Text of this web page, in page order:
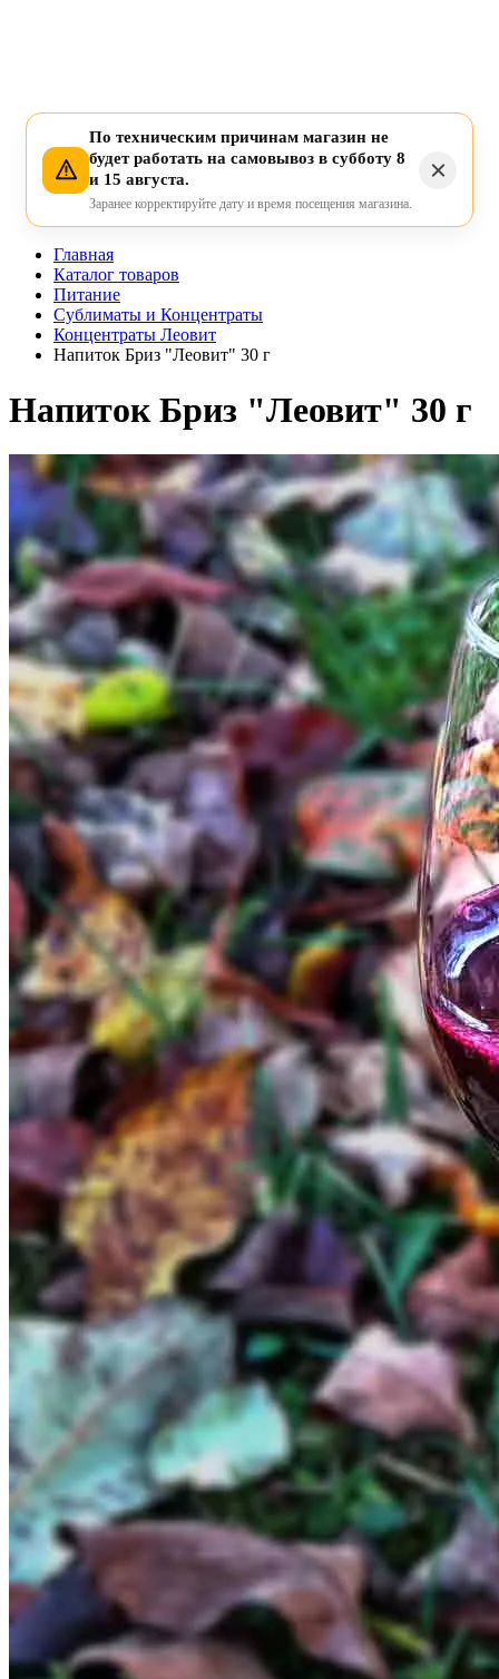
По техническим причинам магазин не
будет работать на самовывоз в субботу 8
и 15 августа.
Заранее корректируйте дату и время посещения магазина.
Главная
Каталог товаров
Питание
Сублиматы и Концентраты
Концентраты Леовит
Напиток Бриз "Леовит" 30 г
Напиток Бриз "Леовит" 30 г